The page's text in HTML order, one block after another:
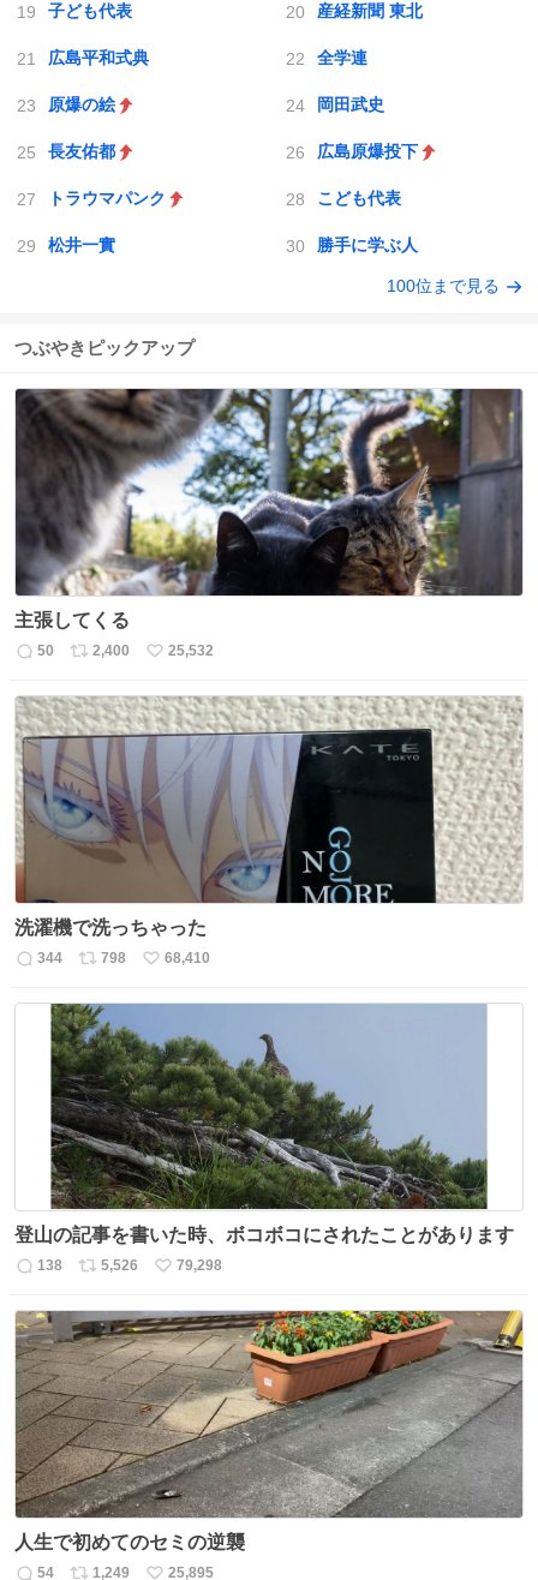
子ども代表 産経新聞 東北
広島平和式典 全学連
原爆の絵 岡田武史
長友佑都 広島原爆投下
トラウマパンク こども代表
松井一實 勝手に学ぶ人
100位まで見る
つぶやきピックアップ
主張してくる
返
数
50
リ
ス
ト
数
2,400
い
ね
数
25,532
洗濯機で洗っちゃった
返
344
リ
ス
ト
数
798
い
数
68,410
登山の記事を書いた時、ボコボコにされたことがあります
返
数
138
リ
ス
ト
数
5,526
い
ね
数
79,298
人生で初めてのセミの逆襲
54 1,249 25,895